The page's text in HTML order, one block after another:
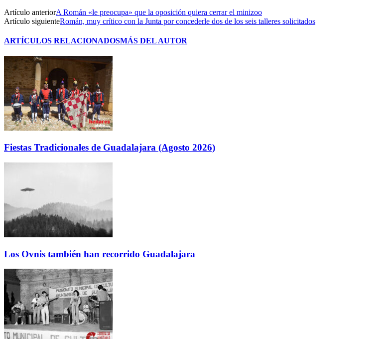
Artículo anteriorA Román «le preocupa» que la oposición quiera cerrar el minizoo
Artículo siguienteRomán, muy crítico con la Junta por concederle dos de los seis talleres solicitados
ARTÍCULOS RELACIONADOSMÁS DEL AUTOR
Fiestas Tradicionales de Guadalajara (Agosto 2026)
Los Ovnis también han recorrido Guadalajara